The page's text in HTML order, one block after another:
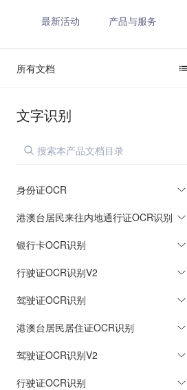
最新活动 产品与服务
所有文档
文字识别
身份证OCR
港澳台居民来往内地通行证OCR识别
银行卡OCR识别
行驶证OCR识别V2
驾驶证OCR识别
港澳台居民居住证OCR识别
驾驶证OCR识别V2
行驶证OCR识别